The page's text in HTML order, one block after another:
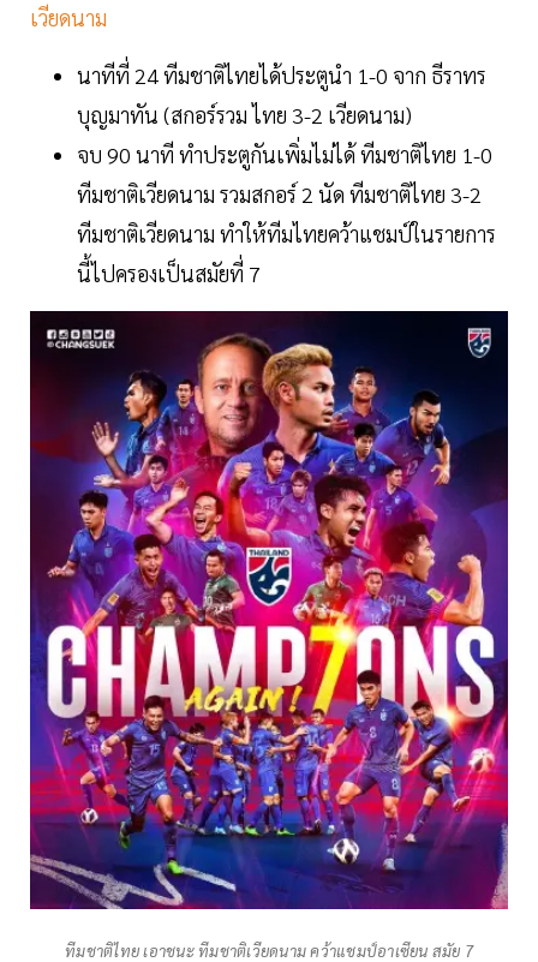
เวียดนาม
นาทีที่ 24 ทีมชาติไทยได้ประตูนำ 1-0 จาก ธีราทร
บุญมาทัน (สกอร์รวม ไทย 3-2 เวียดนาม)
จบ 90 นาที ทำประตูกันเพิ่มไม่ได้ ทีมชาติไทย 1-0
ทีมชาติเวียดนาม รวมสกอร์ 2 นัด ทีมชาติไทย 3-2
ทีมชาติเวียดนาม ทำให้ทีมไทยคว้าแชมป์ในรายการ
นี้ไปครองเป็นสมัยที่ 7
ทีมชาติไทย เอาชนะ ทีมชาติเวียดนาม คว้าแชมป์อาเซียน สมัย 7